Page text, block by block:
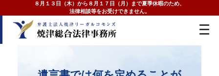
８月１３日（木）から８月１７日（月）まで夏季休暇のため、
法律相談等をお受けできません。